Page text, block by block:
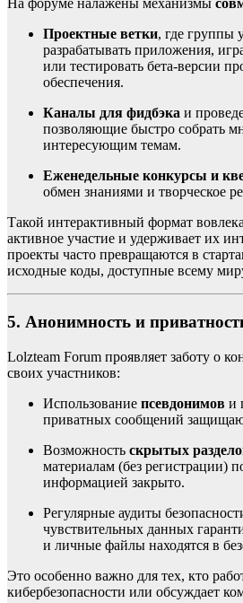
На форуме налажены механизмы
Проектные ветки, где группы
разрабатывать приложения,
или тестировать бета-версии
обеспечения.
Каналы для фидбэка и
позволяющие быстро собрать
интересующим темам.
Еженедельные конкурсы и
обмен знаниями и творческое
Такой интерактивный формат
активное участие и удерживает их
проекты часто превращаются в
исходные коды, доступные всему
5. Анонимность и
Lolzteam Forum проявляет заботу о
своих участников:
Использование псевдонимов и
приватных сообщений
Возможность скрытых
материалам (без регистрации)
информацией закрыто.
Регулярные аудиты
чувствительных данных
и личные файлы находятся в
Это особенно важно для тех, кто
кибербезопасности или обсуждает